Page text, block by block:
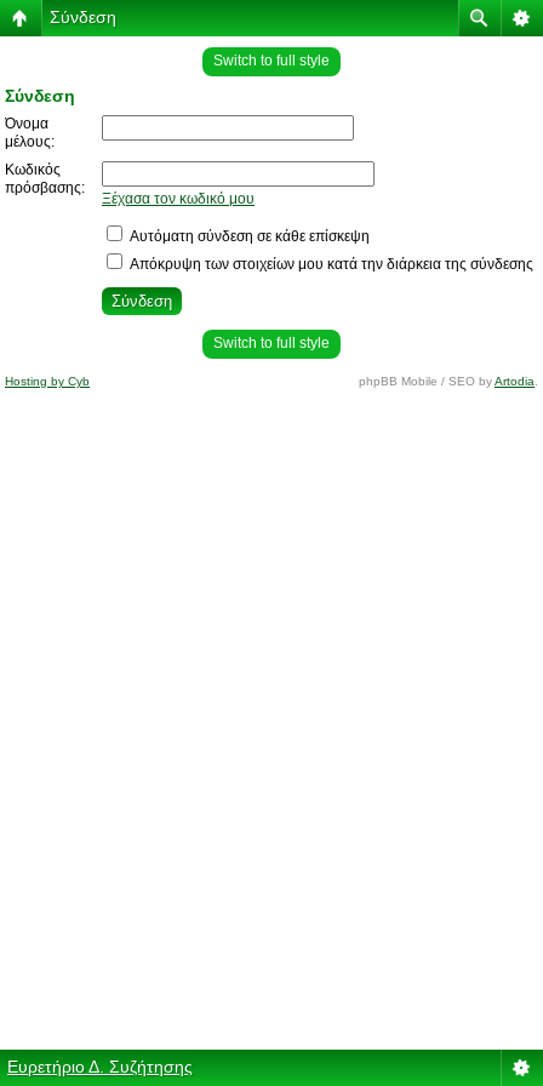
Σύνδεση
Switch to full style
Σύνδεση
Όνομα
μέλους:
Κωδικός
πρόσβασης:
Ξέχασα τον κωδικό μου
Αυτόματη σύνδεση σε κάθε επίσκεψη
Απόκρυψη των στοιχείων μου κατά την διάρκεια της σύνδεσης
Switch to full style
Hosting by Cyb phpBB Mobile / SEO byArtodia
Ευρετήριο Δ. Συζήτησης